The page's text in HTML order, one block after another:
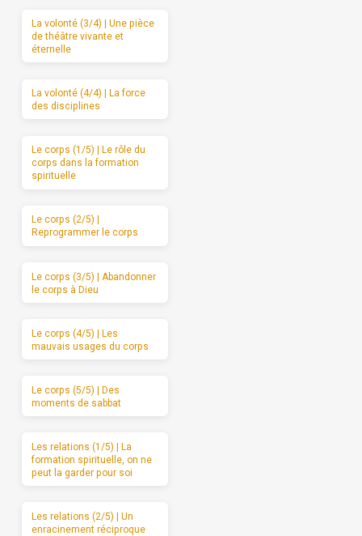
La volonté (3/4) | Une pièce
de théâtre vivante et
éternelle
La volonté (4/4) | La force
des disciplines
Le corps (1/5) | Le rôle du
corps dans la formation
spirituelle
Le corps (2/5) |
Reprogrammer le corps
Le corps (3/5) | Abandonner
le corps à Dieu
Le corps (4/5) | Les
mauvais usages du corps
Le corps (5/5) | Des
moments de sabbat
Les relations (1/5) | La
formation spirituelle, on ne
peut la garder pour soi
Les relations (2/5) | Un
enracinement réciproque